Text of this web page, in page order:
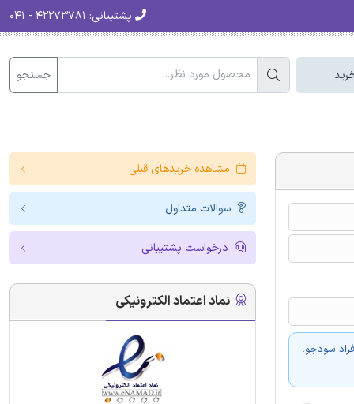
پشتیبانی:
جستجو
سودجو،
مشاهده خریدهای قبلی
سوالات متداول
درخواست پشتیبانی
نماد اعتماد الکترونیکی